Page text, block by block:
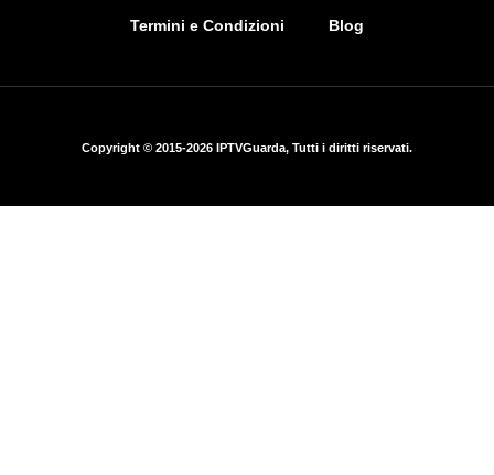
Termini e Condizioni Blog
Copyright © 2015-2026 IPTVGuarda, Tutti i diritti riservati.